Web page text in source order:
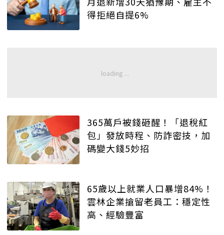
得拒絕自提6%
365萬戶被錢砸醒！「退稅紅
包」發放時程、防詐密技，加
碼變大錢5妙招
65歲以上就業人口暴增84%！
雲林企業搶留老員工：穩定性
高、經驗豐富